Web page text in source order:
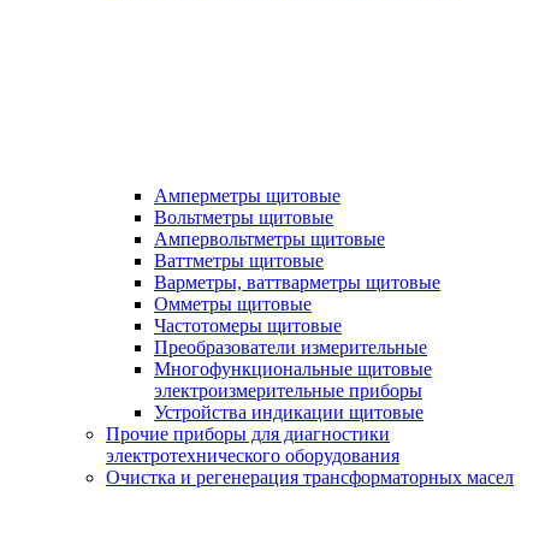
Амперметры щитовые
Вольтметры щитовые
Ампервольтметры щитовые
Ваттметры щитовые
Варметры, ваттварметры щитовые
Омметры щитовые
Частотомеры щитовые
Преобразователи измерительные
Многофункциональные щитовые
электроизмерительные приборы
Устройства индикации щитовые
Прочие приборы для диагностики
электротехнического оборудования
Очистка и регенерация трансформаторных масел